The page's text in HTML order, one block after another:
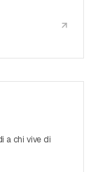
gestisce nel
a chi vive di